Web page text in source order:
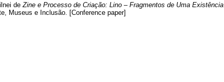
de Zine e Processo de Criação: Lino – Fragmentos de Uma Existência
Museus e Inclusão. [Conference paper]